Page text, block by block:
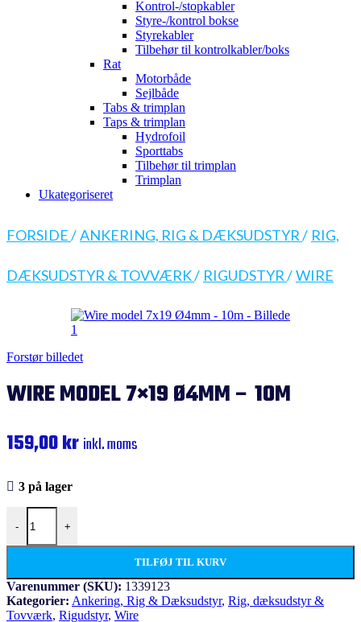
Kontrol-/stopkabler
Styre-/kontrol bokse
Styrekabler
Tilbehør til kontrolkabler/boks
Rat
Motorbåde
Sejlbåde
Tabs & trimplan
Taps & trimplan
Hydrofoil
Sporttabs
Tilbehør til trimplan
Trimplan
Ukategoriseret
FORSIDE/ANKERING, RIG & DÆKSUDSTYR/ RIG,
DÆKSUDSTYR & TOVVÆRK/ RIGUDSTYR/WIRE
Forstør billedet
WIRE MODEL 7×19 Ø4MM – 10M
159,00kr inkl. moms
3 på lager
-
Wire model 7x19 Ø4mm - 10m antal
+
TILFØJ TIL KURV
Varenummer (SKU): 1339123
Kategorier: Ankering, Rig & Dæksudstyr, Rig, dæksudstyr &
Tovværk, Rigudstyr, Wire